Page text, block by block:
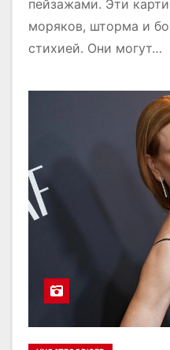
пейзажами. Эти
моряков, шторма и
стихией. Они могут…